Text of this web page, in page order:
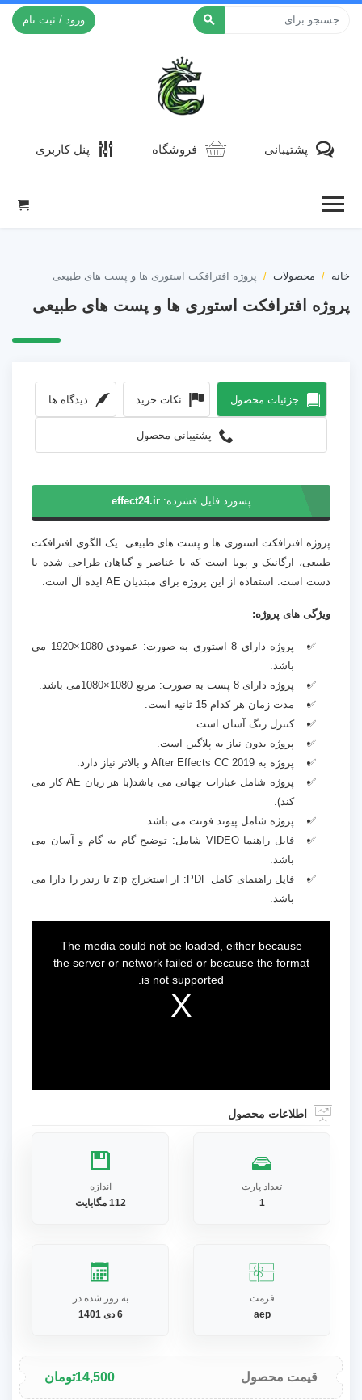
ورود / ثبت نام
پشتیبانی فروشگاه پنل کاربری
خانه محصولات پروژه افترافکت استوری ها و پست های طبیعی
پروژه افترافکت استوری ها و پست های طبیعی
جزئیات محصول نکات خرید دیدگاه ها
پشتیبانی محصول
پسورد فایل فشرده:effect24.ir
پروژه افترافکت استوری ها و پست های طبیعی. یک الگوی افترافکت
طبیعی، ارگانیک و پویا است که با عناصر و گیاهان طراحی شده با
دست است. استفاده از این پروژه برای مبتدیان AE ایده آل است.
ویژگی های پروژه:
پروژه دارای 8 استوری به صورت: عمودی 1080×1920 می
باشد.
پروژه دارای 8 پست به صورت: مربع 1080×1080می باشد.
مدت زمان هر کدام 15 ثانیه است.
کنترل رنگ آسان است.
پروژه بدون نیاز به پلاگین است.
پروژه به After Effects CC 2019 و بالاتر نیاز دارد.
پروژه شامل عبارات جهانی می باشد(با هر زبان AE کار می
کند).
پروژه شامل پیوند فونت می باشد.
فایل راهنما VIDEO شامل: توضیح گام به گام و آسان می
باشد.
فایل راهنمای کامل PDF: از استخراج zip تا رندر را دارا می
باشد.
The media could not be loaded, either because
the server or network failed or because the format
is not supported.
اطلاعات محصول
تعداد پارت
1
اندازه
112 مگابایت
فرمت
aep
به روز شده در
6 دی 1401
قیمت محصول 14,500تومان